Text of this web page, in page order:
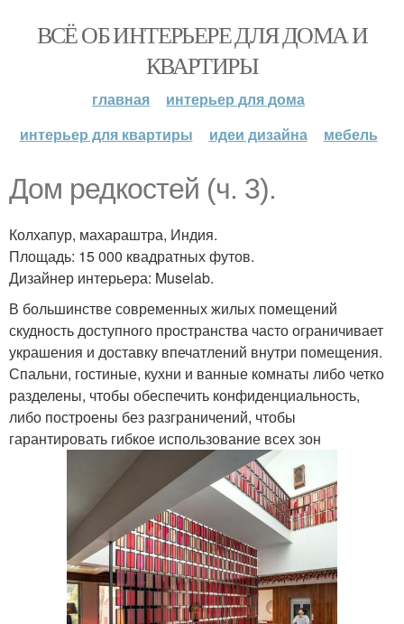
ВСЁ ОБ ИНТЕРЬЕРЕ ДЛЯ ДОМА И
КВАРТИРЫ
главная
интерьер для дома
интерьер для квартиры
идеи дизайна мебель
Дом редкостей (ч. 3).
Колхапур, махараштра, Индия.
Площадь: 15 000 квадратных футов.
Дизайнер интерьера: Muselab.
В большинстве современных жилых помещений
скудность доступного пространства часто ограничивает
украшения и доставку впечатлений внутри помещения.
Спальни, гостиные, кухни и ванные комнаты либо четко
разделены, чтобы обеспечить конфиденциальность,
либо построены без разграничений, чтобы
гарантировать гибкое использование всех зон